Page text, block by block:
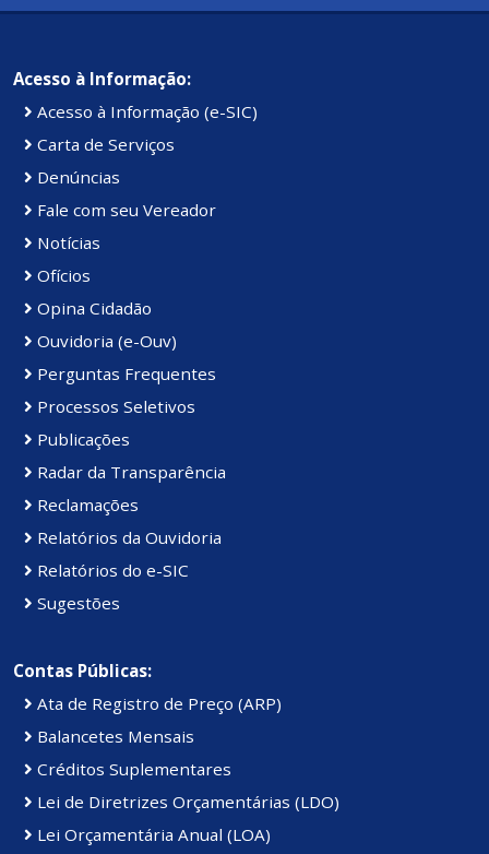
Acesso à Informação:
Acesso à Informação (e-SIC)
Carta de Serviços
Denúncias
Fale com seu Vereador
Notícias
Ofícios
Opina Cidadão
Ouvidoria (e-Ouv)
Perguntas Frequentes
Processos Seletivos
Publicações
Radar da Transparência
Reclamações
Relatórios da Ouvidoria
Relatórios do e-SIC
Sugestões
Contas Públicas:
Ata de Registro de Preço (ARP)
Balancetes Mensais
Créditos Suplementares
Lei de Diretrizes Orçamentárias (LDO)
Lei Orçamentária Anual (LOA)